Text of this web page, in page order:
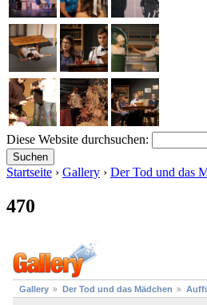
Diese Website durchsuchen:
Startseite › Gallery › Der Tod und das
470
Gallery Der Tod und das Mädchen